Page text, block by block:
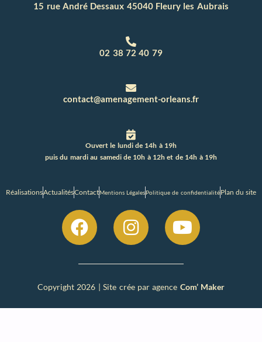
15 rue André Dessaux 45040 Fleury les Aubrais
02 38 72 40 79
contact@amenagement-orleans.fr
Ouvert le lundi de 14h à 19h
puis du mardi au samedi de 10h à 12h et de 14h à 19h
RéalisationsActualitésContactMentions LégalesPolitique de confidentialitéPlan du site
Copyright 2026 | Site crée par agence Com’ Maker